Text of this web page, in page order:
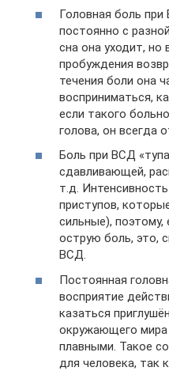
Головная боль
постоянно с
сна она уходит,
пробуждения
течения боли она
восприниматься,
если такого
голова, он всегда
Боль при ВСД
сдавливающей,
т.д.
приступов,
сильные), поэтому,
острую боль, это,
ВСД.
Постоянная
восприятие
казаться
окружающего
плавными. Такое
для человека, так